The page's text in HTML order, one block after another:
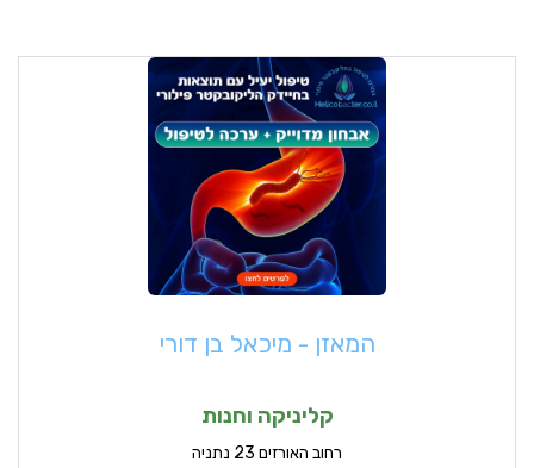
המאזן - מיכאל בן דורי
קליניקה וחנות
רחוב האורזים 23 נתניה